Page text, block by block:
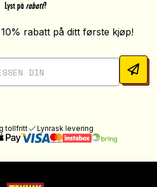
Lyst på rabatt?
rabatt på ditt første kjøp!
tollfritt Lynrask levering